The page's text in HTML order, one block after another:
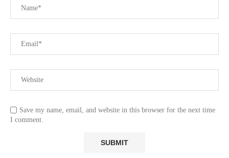
Save my name, email, and website in this browser for the next time
I comment.